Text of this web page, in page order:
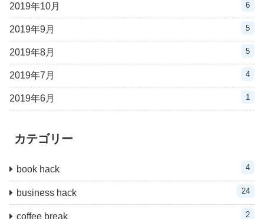
2019年10月 6
2019年9月 5
2019年8月 5
2019年7月 4
2019年6月 1
カテゴリー
book hack 4
business hack 24
coffee break 2